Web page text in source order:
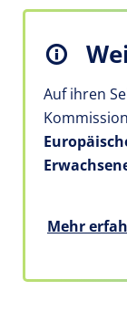
Auf ihren
Kommission
Mehr